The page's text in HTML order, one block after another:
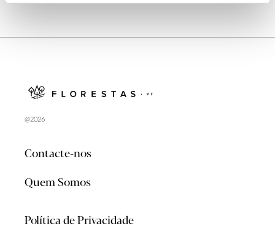
@2026
Contacte-nos
Quem Somos
Política de Privacidade